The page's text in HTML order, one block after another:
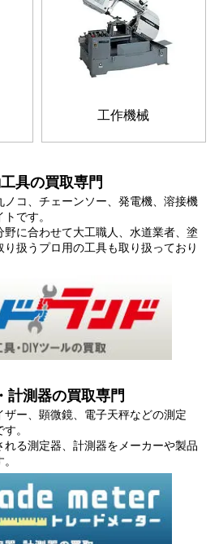
工作機械
具の買取専門
ノコ、チェーンソー、発電機、溶接機
です。
に合わせて大工職人、水道業者、塗
扱うプロ用の工具も取り扱っており
計測器の買取専門
ー、顕微鏡、電子天秤などの測定
。
る測定器、計測器をメーカーや製品